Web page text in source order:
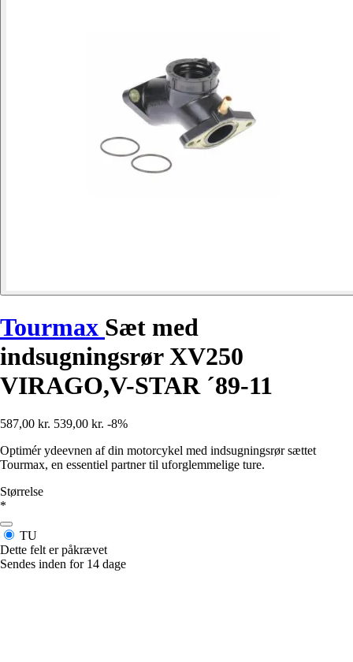
Tourmax Sæt med
indsugningsrør XV250
VIRAGO,V-STAR ´89-11
587,00 kr. 539,00 kr. -8%
Optimér ydeevnen af din motorcykel med indsugningsrør sættet
Tourmax, en essentiel partner til uforglemmelige ture.
Størrelse
*
TU
Dette felt er påkrævet
Sendes inden for 14 dage